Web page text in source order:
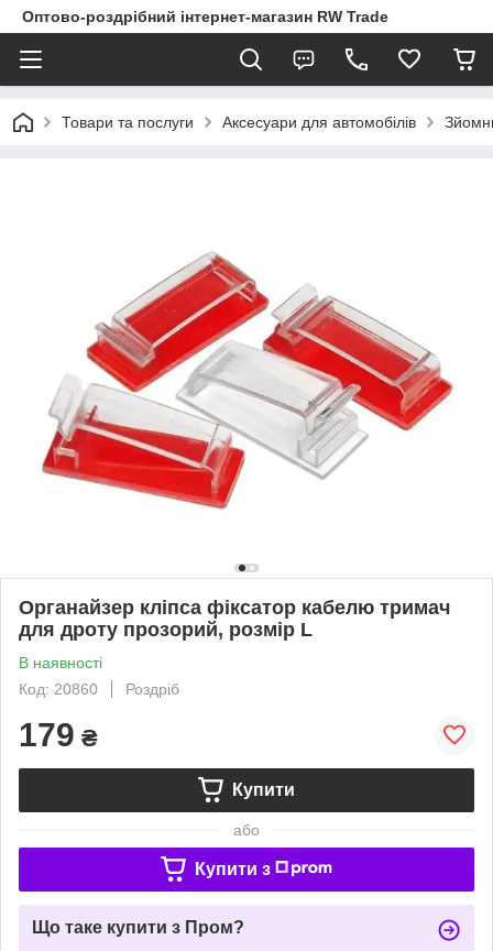
Оптово-роздрібний інтернет-магазин RW Trade
Товари та послуги Аксесуари для автомобілів
Органайзер кліпса фіксатор кабелю тримач
для дроту прозорий, розмір L
В наявності
Код: 20860
Роздріб
179 ₴
Купити
або
Купити з
Що таке купити з Пром?